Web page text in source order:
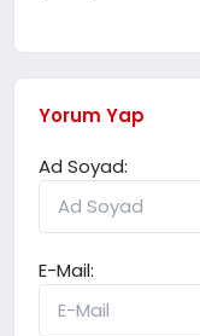
Yorum Yap
Ad Soyad:
E-Mail: